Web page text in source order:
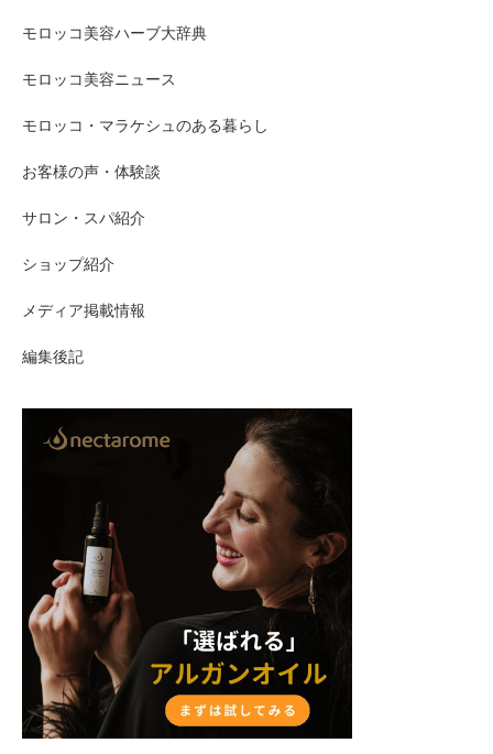
モロッコ美容ハーブ大辞典
モロッコ美容ニュース
モロッコ・マラケシュのある暮らし
お客様の声・体験談
サロン・スパ紹介
ショップ紹介
メディア掲載情報
編集後記